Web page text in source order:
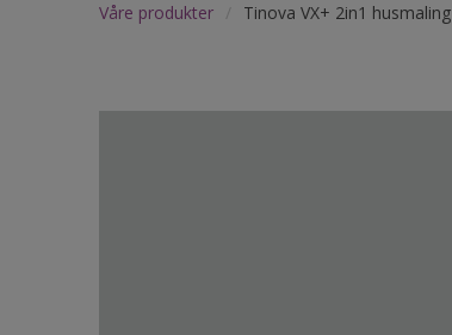
Våre produkter Tinova VX+ 2in1 husmaling